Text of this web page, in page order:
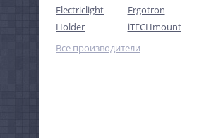
Electriclight
Ergotron
Holder
iTECHmount
Все производители